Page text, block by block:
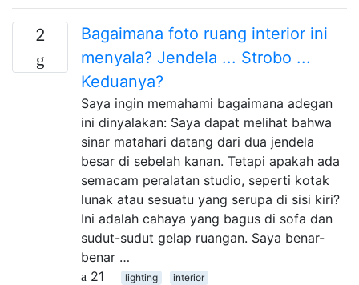
2
Bagaimana foto ruang interior ini
menyala? Jendela ... Strobo ...
Keduanya?
Saya ingin memahami bagaimana adegan
ini dinyalakan: Saya dapat melihat bahwa
sinar matahari datang dari dua jendela
besar di sebelah kanan. Tetapi apakah ada
semacam peralatan studio, seperti kotak
lunak atau sesuatu yang serupa di sisi kiri?
Ini adalah cahaya yang bagus di sofa dan
sudut-sudut gelap ruangan. Saya benar-
benar …
21
lighting interior